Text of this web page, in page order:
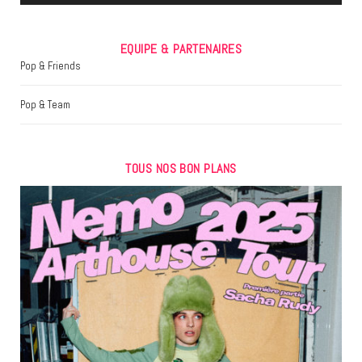
EQUIPE & PARTENAIRES
Pop & Friends
Pop & Team
TOUS NOS BON PLANS